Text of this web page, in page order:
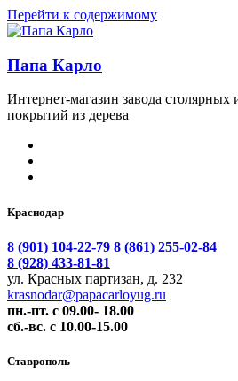
Перейти к содержимому
Папа Карло
Интернет-магазин завода
покрытий из дерева
Краснодар
8 (901) 104-22-79 8 (861) 255-02-84
8 (928) 433-81-81
ул. Красных партизан, д. 232
krasnodar@papacarloyug.ru
пн.-пт. с 09.00- 18.00
сб.-вс. с 10.00-15.00
Ставрополь